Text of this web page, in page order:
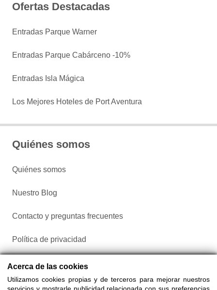
Ofertas Destacadas
Entradas Parque Warner
Entradas Parque Cabárceno -10%
Entradas Isla Mágica
Los Mejores Hoteles de Port Aventura
Quiénes somos
Quiénes somos
Nuestro Blog
Contacto y preguntas frecuentes
Política de privacidad
Configurar cookies
Acerca de las cookies
Utilizamos cookies propias y de terceros para mejorar nuestros